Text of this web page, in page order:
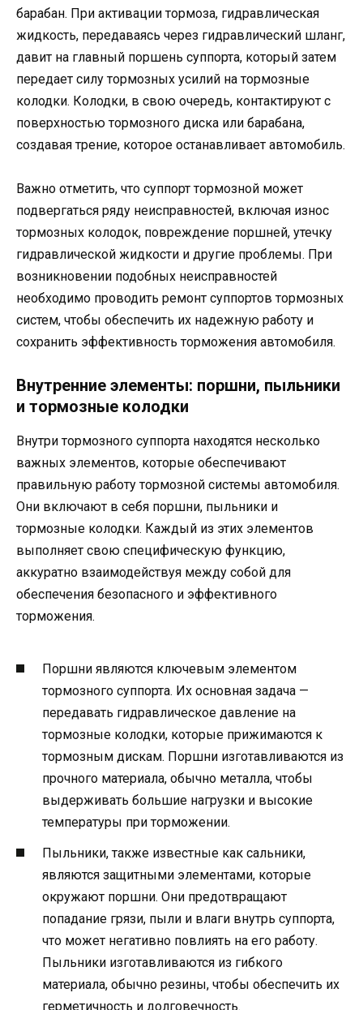
барабан. При активации тормоза, гидравлическая
жидкость, передаваясь через гидравлический шланг,
давит на главный поршень суппорта, который затем
передает силу тормозных усилий на тормозные
колодки. Колодки, в свою очередь, контактируют с
поверхностью тормозного диска или барабана,
создавая трение, которое останавливает автомобиль.
Важно отметить, что суппорт тормозной может
подвергаться ряду неисправностей, включая износ
тормозных колодок, повреждение поршней, утечку
гидравлической жидкости и другие проблемы. При
возникновении подобных неисправностей
необходимо проводить ремонт суппортов тормозных
систем, чтобы обеспечить их надежную работу и
сохранить эффективность торможения автомобиля.
Внутренние элементы: поршни, пыльники
и тормозные колодки
Внутри тормозного суппорта находятся несколько
важных элементов, которые обеспечивают
правильную работу тормозной системы автомобиля.
Они включают в себя поршни, пыльники и
тормозные колодки. Каждый из этих элементов
выполняет свою специфическую функцию,
аккуратно взаимодействуя между собой для
обеспечения безопасного и эффективного
торможения.
Поршни являются ключевым элементом
тормозного суппорта. Их основная задача —
передавать гидравлическое давление на
тормозные колодки, которые прижимаются к
тормозным дискам. Поршни изготавливаются из
прочного материала, обычно металла, чтобы
выдерживать большие нагрузки и высокие
температуры при торможении.
Пыльники, также известные как сальники,
являются защитными элементами, которые
окружают поршни. Они предотвращают
попадание грязи, пыли и влаги внутрь суппорта,
что может негативно повлиять на его работу.
Пыльники изготавливаются из гибкого
материала, обычно резины, чтобы обеспечить их
герметичность и долговечность.